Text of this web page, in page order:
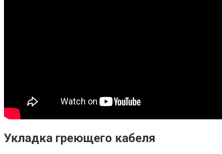
Укладка греющего кабеля